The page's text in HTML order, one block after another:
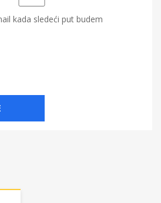
kada sledeći put budem